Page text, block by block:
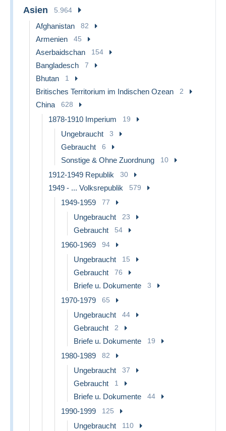
Asien 5.964
Afghanistan 82
Armenien 45
Aserbaidschan 154
Bangladesch 7
Bhutan 1
Britisches Territorium im Indischen Ozean 2
China 628
1878-1910 Imperium 19
Ungebraucht 3
Gebraucht 6
Sonstige & Ohne Zuordnung 10
1912-1949 Republik 30
1949 - ... Volksrepublik 579
1949-1959 77
Ungebraucht 23
Gebraucht 54
1960-1969 94
Ungebraucht 15
Gebraucht 76
Briefe u. Dokumente 3
1970-1979 65
Ungebraucht 44
Gebraucht 2
Briefe u. Dokumente 19
1980-1989 82
Ungebraucht 37
Gebraucht 1
Briefe u. Dokumente 44
1990-1999 125
Ungebraucht 110